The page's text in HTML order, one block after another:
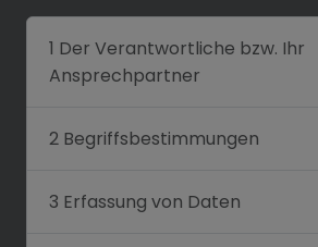
1 Der Verantwortliche bzw. Ihr
Ansprechpartner
2 Begriffsbestimmungen
3 Erfassung von Daten